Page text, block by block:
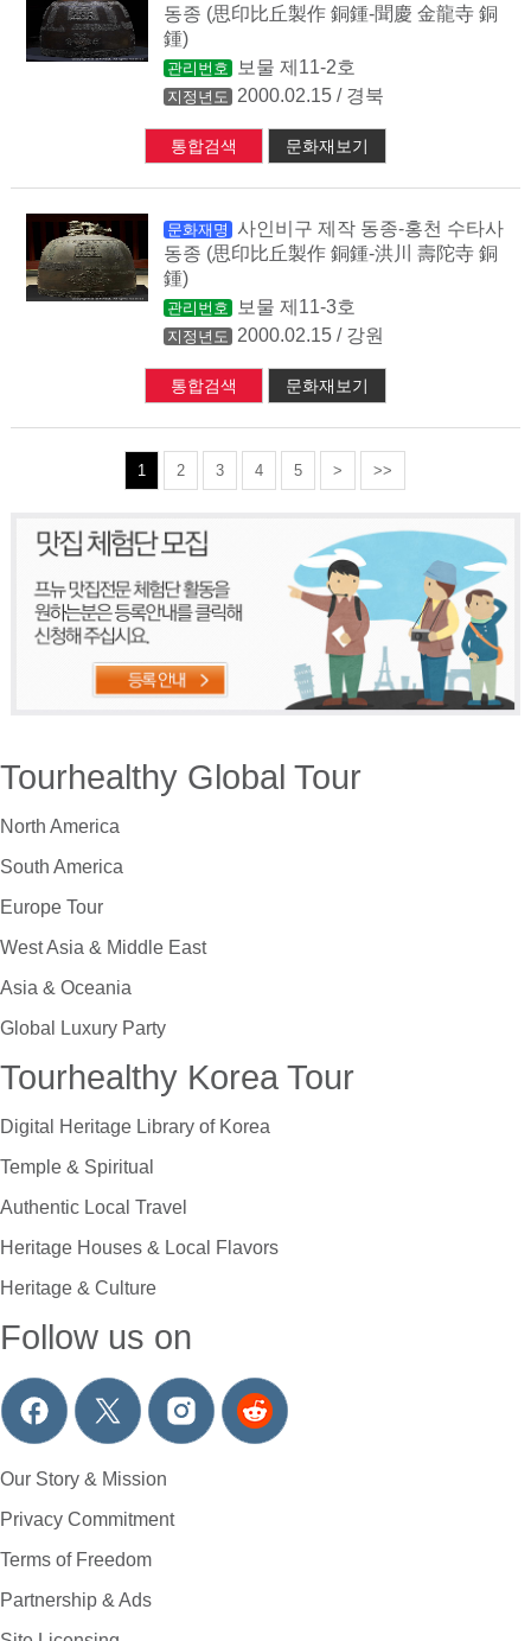
동종 (思印比丘製作 銅鍾-聞慶 金龍寺 銅
鍾)
관리번호 보물 제11-2호
지정년도 2000.02.15 / 경북
통합검색 문화재보기
문화재명 사인비구 제작 동종-홍천 수타사
동종 (思印比丘製作 銅鍾-洪川 壽陀寺 銅
鍾)
관리번호 보물 제11-3호
지정년도 2000.02.15 / 강원
통합검색 문화재보기
1 2 3 4 5 > >>
Tourhealthy Global Tour
North America
South America
Europe Tour
West Asia & Middle East
Asia & Oceania
Global Luxury Party
Tourhealthy Korea Tour
Digital Heritage Library of Korea
Temple & Spiritual
Authentic Local Travel
Heritage Houses & Local Flavors
Heritage & Culture
Follow us on
Our Story & Mission
Privacy Commitment
Terms of Freedom
Partnership & Ads